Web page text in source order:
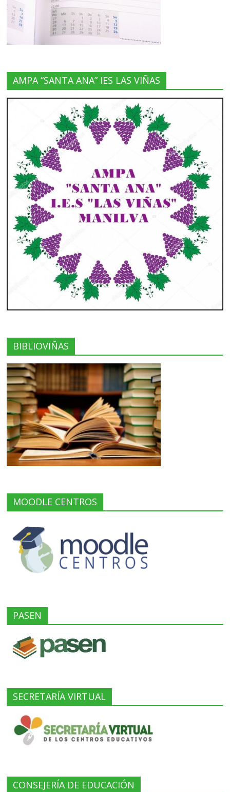
AMPA “SANTA ANA” IES LAS VIÑAS
BIBLIOVIÑAS
MOODLE CENTROS
PASEN
SECRETARÍA VIRTUAL
CONSEJERÍA DE EDUCACIÓN